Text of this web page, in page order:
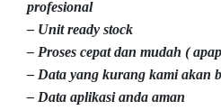
profesional
– Unit ready stock
– Proses cepat dan mudah (
– Data yang kurang kami akan
– Data aplikasi anda aman